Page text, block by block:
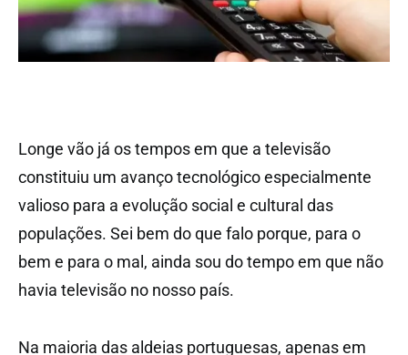
Longe vão já os tempos em que a televisão
constituiu um avanço tecnológico especialmente
valioso para a evolução social e cultural das
populações. Sei bem do que falo porque, para o
bem e para o mal, ainda sou do tempo em que não
havia televisão no nosso país.
Na maioria das aldeias portuguesas, apenas em